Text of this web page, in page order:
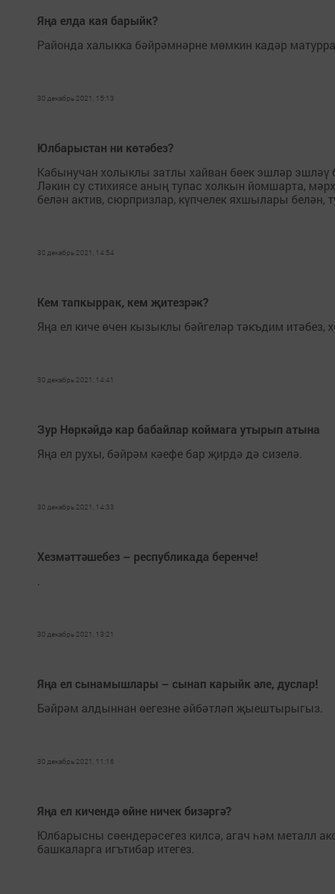
Яңа елда кая барыйк?
Районда халыкка бәйрәмнәрне мөмкин кадәр
30 декабрь 2021, 15:13
Юлбарыстан ни көтәбез?
Кабынучан холыклы затлы хайван бөек эшләр эшләү
Ләкин су стихиясе аның тупас холкын йомшарта,
белән актив, сюрпризлар, күпчелек яхшылары белән,
30 декабрь 2021, 14:54
Кем тапкыррак, кем җитезрәк?
Яңа ел киче өчен кызыклы бәйгеләр тәкъдим итәбез,
30 декабрь 2021, 14:41
Зур Нөркәйдә кар бабайлар коймага утырып атына
Яңа ел рухы, бәйрәм кәефе бар җирдә дә сизелә.
30 декабрь 2021, 14:33
Хезмәттәшебез – республикада беренче!
30 декабрь 2021, 13:21
Яңа ел сынамышлары – сынап карыйк әле, дуслар!
Бәйрәм алдыннан өегезне әйбәтләп җыештырыгыз.
30 декабрь 2021, 11:16
Яңа ел кичендә өйне ничек бизәргә?
Юлбарысны сөендерәсегез килсә, агач һәм металл
башкаларга игътибар итегез.